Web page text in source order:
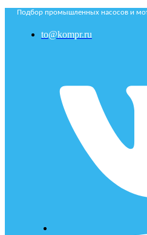
Подбор промышленных насосов и
to@kompr.ru